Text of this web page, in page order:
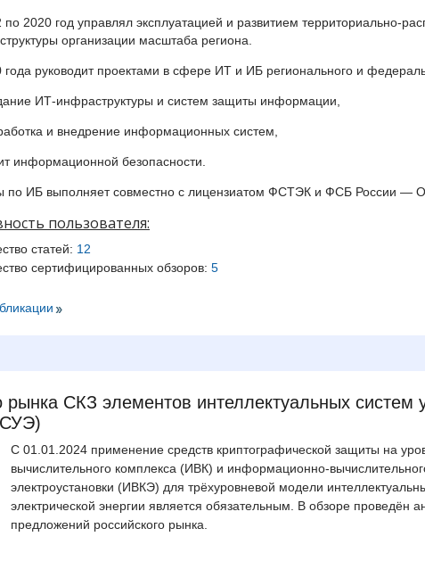
2020 год управлял эксплуатацией и развитием территориально-
организации масштаба региона.
года руководит проектами в сфере ИТ и ИБ регионального и
ИТ-инфраструктуры и систем защиты информации,
и внедрение информационных систем,
информационной безопасности.
по ИБ выполняет совместно с лицензиатом ФСТЭК и ФСБ России —
пользователя:
статей: 12
сертифицированных обзоров: 5
рынка СКЗ элементов интеллектуальных систем
С 01.01.2024 применение средств криптографической защиты на
вычислительного комплекса (ИВК) и информационно-
электроустановки (ИВКЭ) для трёхуровневой модели
электрической энергии является обязательным. В обзоре проведён
предложений российского рынка.